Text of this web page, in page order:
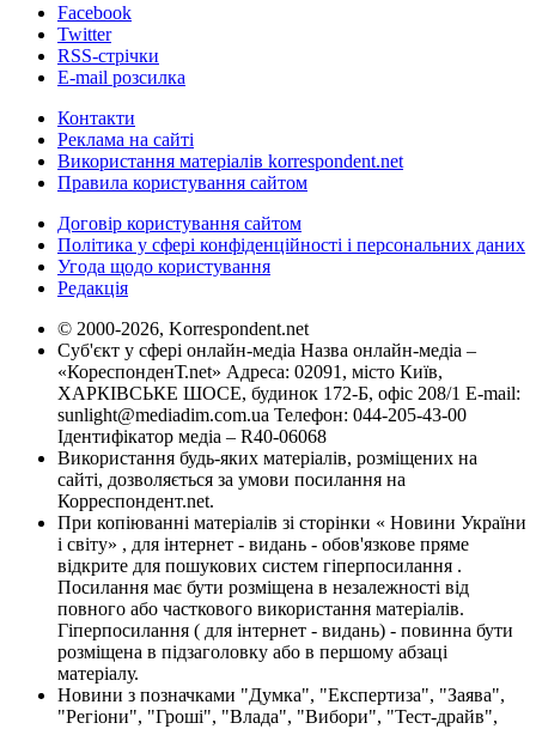
Facebook
Twitter
RSS-стрічки
E-mail розсилка
Контакти
Реклама на сайті
Використання матеріалів korrespondent.net
Правила користування сайтом
Договір користування сайтом
Політика у сфері конфіденційності і персональних даних
Угода щодо користування
Редакція
© 2000-2026, Korrespondent.net
Суб'єкт у сфері онлайн-медіа Назва онлайн-медіа –
«КореспонденТ.net» Адреса: 02091, місто Київ,
ХАРКІВСЬКЕ ШОСЕ, будинок 172-Б, офіс 208/1 E-mail:
sunlight@mediadim.com.ua Телефон: 044-205-43-00
Ідентифікатор медіа – R40-06068
Використання будь-яких матеріалів, розміщених на
сайті, дозволяється за умови посилання на
Корреспондент.net.
При копіюванні матеріалів зі сторінки « Новини України
і світу» , для інтернет - видань - обов'язкове пряме
відкрите для пошукових систем гіперпосилання .
Посилання має бути розміщена в незалежності від
повного або часткового використання матеріалів.
Гіперпосилання ( для інтернет - видань) - повинна бути
розміщена в підзаголовку або в першому абзаці
матеріалу.
Новини з позначками "Думка", "Експертиза", "Заява",
"Регіони", "Гроші", "Влада", "Вибори", "Тест-драйв",